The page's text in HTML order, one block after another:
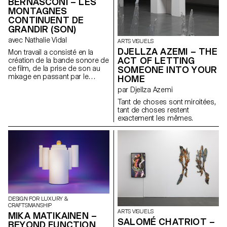
les couverts et qui permettent
d’améliorer la prise en main par
l’enfant. Avec Yum, l’enfant est
plus autonome et le repas
devient plus ludique grâce aux
couleurs et aux formes. Il
devient un moment de
convivialité avec les manches
de couverts qui deviennent des
compagnons de repas !
créer une énigme entre illusion
optique et réalité construite.»
MONTAGNES
CONTINUENT DE
GRANDIR (SON)
avec Nathalie Vidal
Mon travail a consisté en la
création de la bande sonore de
ce film, de la prise de son au
mixage en passant par le
ARTS VISUELS
DJELLZA AZEMI – THE
ACT OF LETTING
SOMEONE INTO YOUR
HOME
par Djellza Azemi
Tant de choses sont miroitées,
tant de choses restent
exactement les mêmes.
DESIGN FOR LUXURY &
CRAFTSMANSHIP
MIKA MATIKAINEN –
BEYOND FUNCTION
ARTS VISUELS
SALOMÉ CHATRIOT –